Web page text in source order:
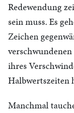
Redewendung
sein muss. Es
Zeichen
ihres
Halbwertszeiten
Manchmal